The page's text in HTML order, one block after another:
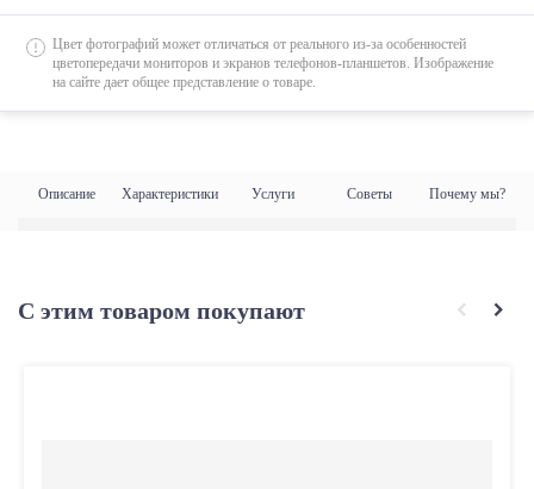
Описание Характеристики Услуги Советы Почему мы?
Цвет фотографий может отличаться от реального из-за особенностей
цветопередачи мониторов и экранов телефонов-планшетов. Изображение
на сайте дает общее представление о товаре.
С этим товаром покупают